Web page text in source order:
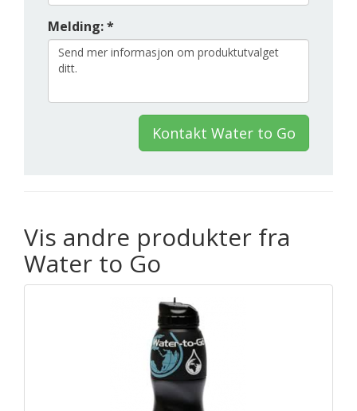
Melding: *
Kontakt Water to Go
Vis andre produkter fra
Water to Go